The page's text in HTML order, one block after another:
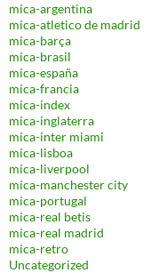
mica-argentina
mica-atletico de madrid
mica-barça
mica-brasil
mica-españa
mica-francia
mica-index
mica-inglaterra
mica-inter miami
mica-lisboa
mica-liverpool
mica-manchester city
mica-portugal
mica-real betis
mica-real madrid
mica-retro
Uncategorized